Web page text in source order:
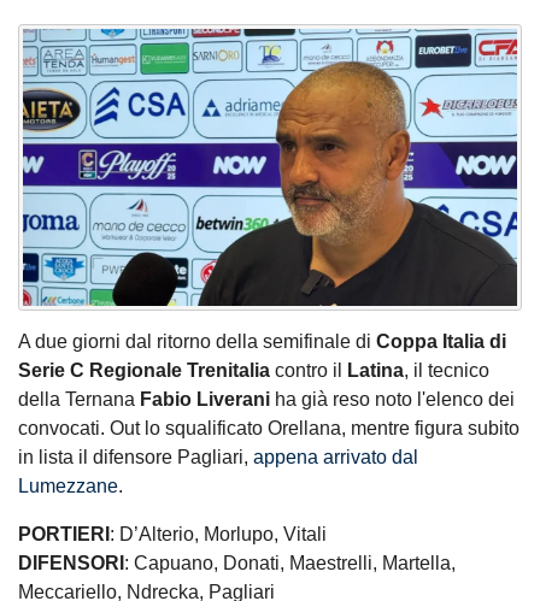
A due giorni dal ritorno della semifinale di Coppa Italia di
Serie C Regionale Trenitalia contro il Latina, il tecnico
della Ternana Fabio Liverani ha già reso noto l'elenco dei
convocati. Out lo squalificato Orellana, mentre figura subito
in lista il difensore Pagliari, appena arrivato dal
Lumezzane.
PORTIERI : D’Alterio, Morlupo, Vitali
DIFENSORI : Capuano, Donati, Maestrelli, Martella,
Meccariello, Ndrecka, Pagliari